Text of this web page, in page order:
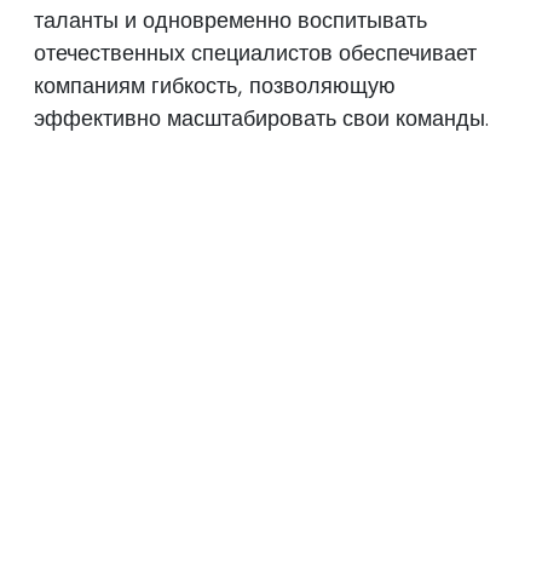
таланты и одновременно воспитывать
отечественных специалистов обеспечивает
компаниям гибкость, позволяющую
эффективно масштабировать свои команды.